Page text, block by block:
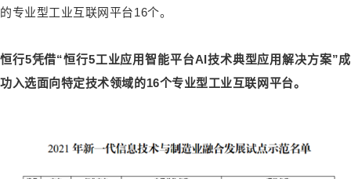
的专业型工业互联网平台16个。
恒行5凭借“恒行5工业应用智能平台AI技术典型应用解决方案”成
功入选面向特定技术领域的16个专业型工业互联网平台。